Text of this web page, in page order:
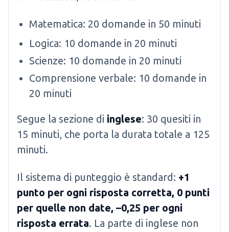
Matematica: 20 domande in 50 minuti
Logica: 10 domande in 20 minuti
Scienze: 10 domande in 20 minuti
Comprensione verbale: 10 domande in
20 minuti
Segue la sezione di inglese: 30 quesiti in
15 minuti, che porta la durata totale a 125
minuti.
Il sistema di punteggio è standard: +1
punto per ogni risposta corretta, 0 punti
per quelle non date, –0,25 per ogni
risposta errata. La parte di inglese non